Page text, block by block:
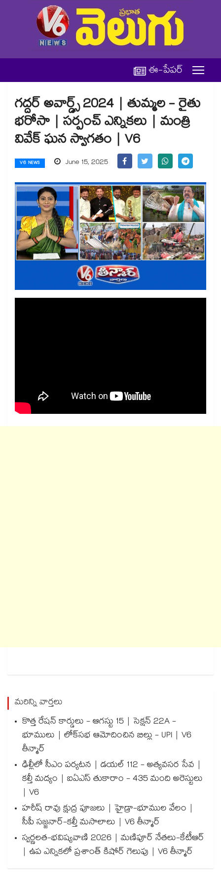
ఈ-పేపర్
గద్దర్ అవార్డ్స్ 2024 | తుమ్మల - రైతు
భరోసా | సర్పంచ్ ఎన్నికలు | మంత్రి
వివేక్ ఘన స్వాగతం | V6
V6 NEWS June 15, 2025
మరిన్ని వార్తలు
కొత్త రేషన్ కార్డులు - ఆగస్టు 15 | సెక్షన్ 22A -
భూములు | లోక్‌సభ ఆమోదించిన బిల్లు - UPI | V6
తీన్మార్
ఢిల్లీలో సీఎం పర్యటన | డయల్ 112 - అత్యవసర సేవ |
కల్తీ మద్యం | ఐఏఎస్ తుకారాం - 435 మంది అరెస్టులు
| V6
హరీష్ రావు క్షుద్ర పూజలు | హైడ్రా-భూముల వేలం |
సీపీ సజ్జనార్-కల్తీ మసాలాలు | V6 తీన్మార్
స్వర్ణలత-భవిష్యవాణి 2026 | మణిపూర్ నేతలు-కేటీఆర్
| ఉప ఎన్నికలో ప్రశాంత్ కిషోర్ గెలుపు | V6 తీన్మార్